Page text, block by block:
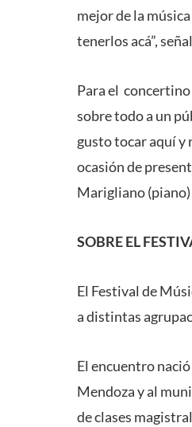
mejor de la
tenerlos acá”,
Para el
sobre todo a un
gusto tocar aquí y
ocasión de
Marigliano
SOBRE EL
El Festival de
a distintas
El encuentro
Mendoza y al
de clases